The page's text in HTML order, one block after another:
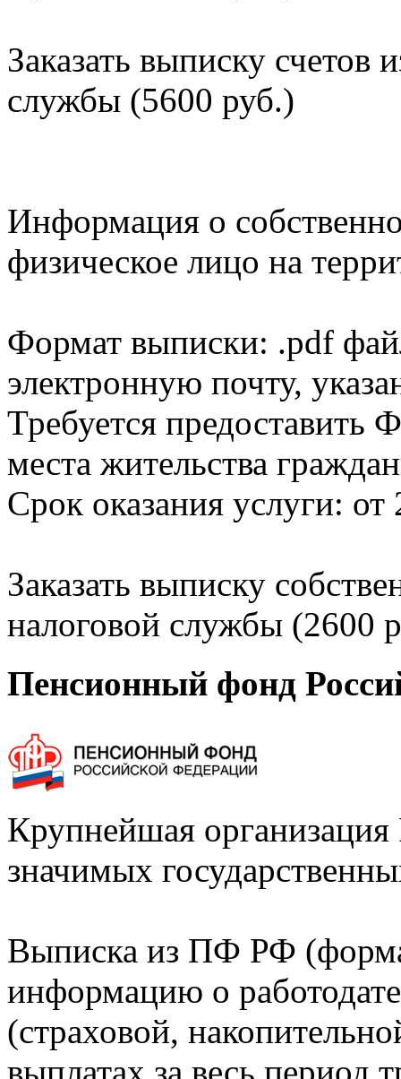
Заказать выписку счетов
службы (5600 руб.)
Информация о
физическое лицо на
Формат выписки: .pdf
электронную почту,
Требуется
места жительства
Срок оказания услуги: от
Заказать выписку
налоговой службы (2600
Пенсионный фонд
Крупнейшая
значимых
Выписка из ПФ РФ
информацию о
(страховой,
выплатах за весь период